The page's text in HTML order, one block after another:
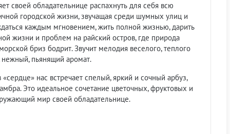
своей обладательнице распахнуть для себя всю
городской жизни, звучащая среди шумных улиц и
каждым мгновением, жить полной жизнью, дарить
жизни и проблем на райский остров, где природа
бриз бодрит. Звучит мелодия веселого, теплого
нежный, пьянящий аромат.
нас встречает спелый, яркий и сочный арбуз,
Это идеальное сочетание цветочных, фруктовых и
мир своей обладательнице.